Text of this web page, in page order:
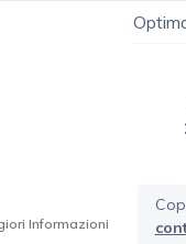
Informazioni